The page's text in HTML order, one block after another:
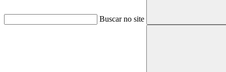
Buscar no site